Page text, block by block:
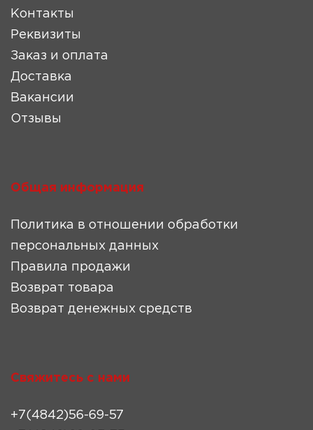
Контакты
Реквизиты
Заказ и оплата
Доставка
Вакансии
Отзывы
Общая информация
Политика в отношении обработки
персональных данных
Правила продажи
Возврат товара
Возврат денежных средств
Свяжитесь с нами
+7(4842)56-69-57